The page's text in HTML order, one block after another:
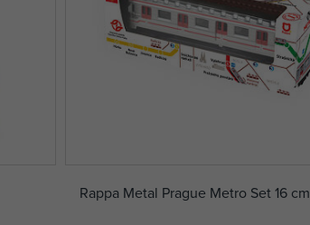
Rappa Metal Prague Metro Set 16 cm